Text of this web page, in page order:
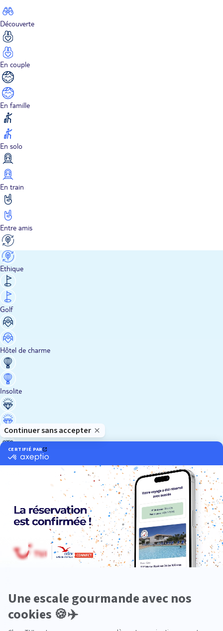
Découverte
En couple
En famille
En solo
En train
Entre amis
Ethique
Golf
Hôtel de charme
Insolite
Luxe
Neige
Plongée
Premium